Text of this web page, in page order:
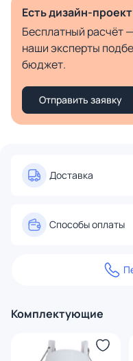
Есть дизайн-
Бесплатный расчёт
наши эксперты
бюджет.
Отправить заявку
Доставка
Способы оплаты
Комплектующие